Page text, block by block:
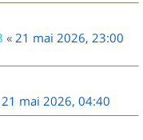
« 21 mai 2026, 23:00
21 mai 2026, 04:40